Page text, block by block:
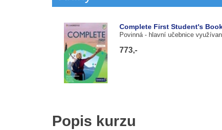
Complete First Student's
Povinná - hlavní učebnice
773,-
Popis kurzu